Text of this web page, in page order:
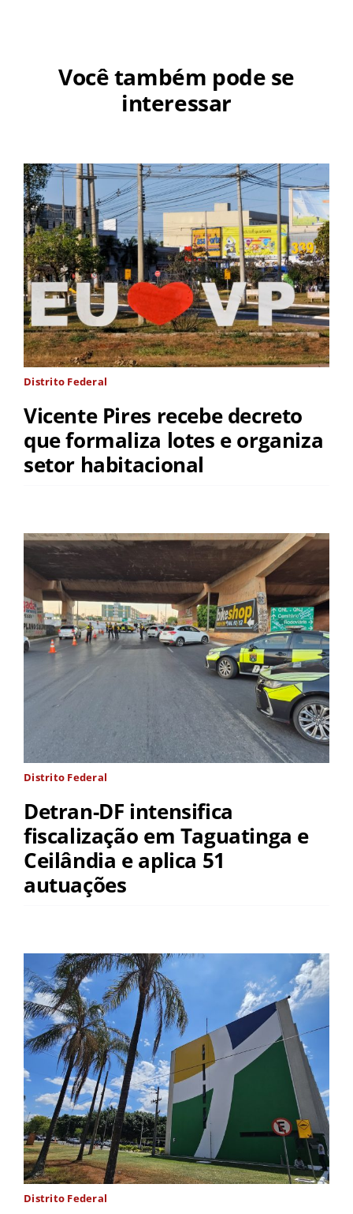
Você também pode se
interessar
Distrito Federal
Vicente Pires recebe decreto
que formaliza lotes e organiza
setor habitacional
Distrito Federal
Detran-DF intensifica
fiscalização em Taguatinga e
Ceilândia e aplica 51
autuações
Distrito Federal